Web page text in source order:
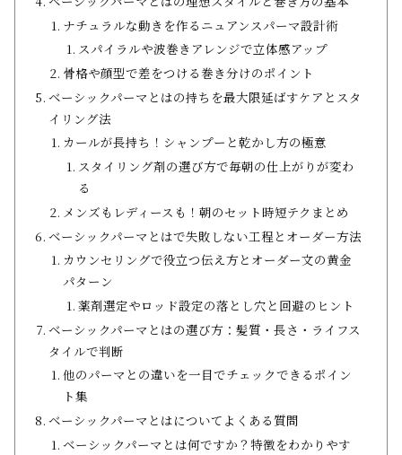
ナチュラルな動きを作るニュアンスパーマ設計術
スパイラルや波巻きアレンジで立体感アップ
骨格や顔型で差をつける巻き分けのポイント
ベーシックパーマとはの持ちを最大限延ばすケアとスタ
イリング法
カールが長持ち！シャンプーと乾かし方の極意
スタイリング剤の選び方で毎朝の仕上がりが変わ
る
メンズもレディースも！朝のセット時短テクまとめ
ベーシックパーマとはで失敗しない工程とオーダー方法
カウンセリングで役立つ伝え方とオーダー文の黄金
パターン
薬剤選定やロッド設定の落とし穴と回避のヒント
ベーシックパーマとはの選び方：髪質・長さ・ライフス
タイルで判断
他のパーマとの違いを一目でチェックできるポイン
ト集
ベーシックパーマとはについてよくある質問
ベーシックパーマとは何ですか？特徴をわかりやす